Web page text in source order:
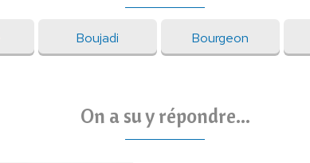
Boujadi Bourgeon
On a su y répondre...